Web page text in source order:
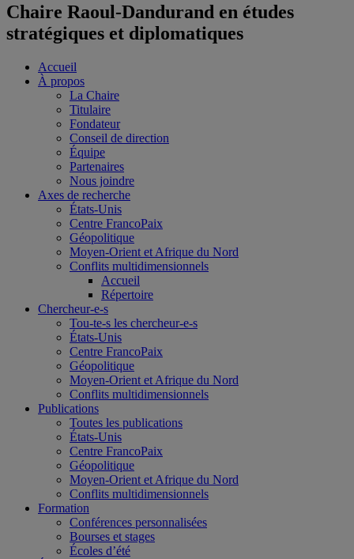
Chaire Raoul-Dandurand en études
stratégiques et diplomatiques
Accueil
À propos
La Chaire
Titulaire
Fondateur
Conseil de direction
Équipe
Partenaires
Nous joindre
Axes de recherche
États-Unis
Centre FrancoPaix
Géopolitique
Moyen-Orient et Afrique du Nord
Conflits multidimensionnels
Accueil
Répertoire
Chercheur-e-s
Tou-te-s les chercheur-e-s
États-Unis
Centre FrancoPaix
Géopolitique
Moyen-Orient et Afrique du Nord
Conflits multidimensionnels
Publications
Toutes les publications
États-Unis
Centre FrancoPaix
Géopolitique
Moyen-Orient et Afrique du Nord
Conflits multidimensionnels
Formation
Conférences personnalisées
Bourses et stages
Écoles d’été